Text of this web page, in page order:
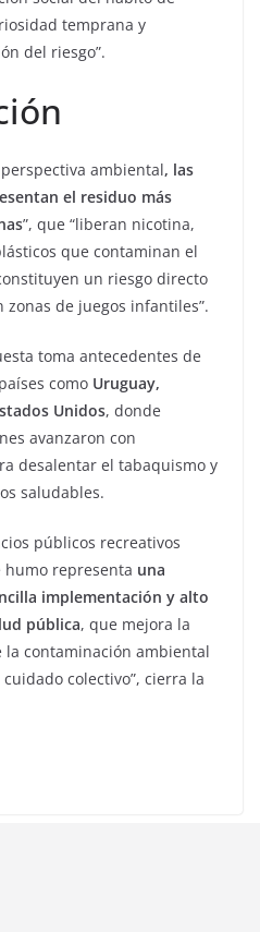
temprana y
del riesgo”.
ambiental, las
el residuo más
”, que “liberan nicotina,
que contaminan el
un riesgo directo
de juegos infantiles”.
toma antecedentes de
como Uruguay,
Unidos, donde
avanzaron con
desalentar el tabaquismo y
saludables.
públicos recreativos
representa una
implementación y alto
pública, que mejora la
la contaminación ambiental
colectivo”, cierra la